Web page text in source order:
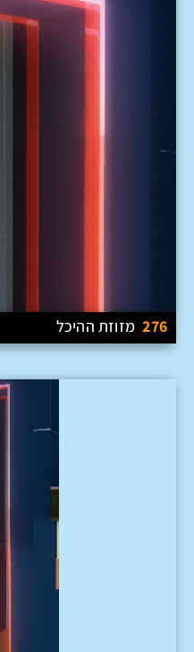
276 מזוזת ההיכל